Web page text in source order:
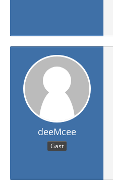
deeMcee
Gast